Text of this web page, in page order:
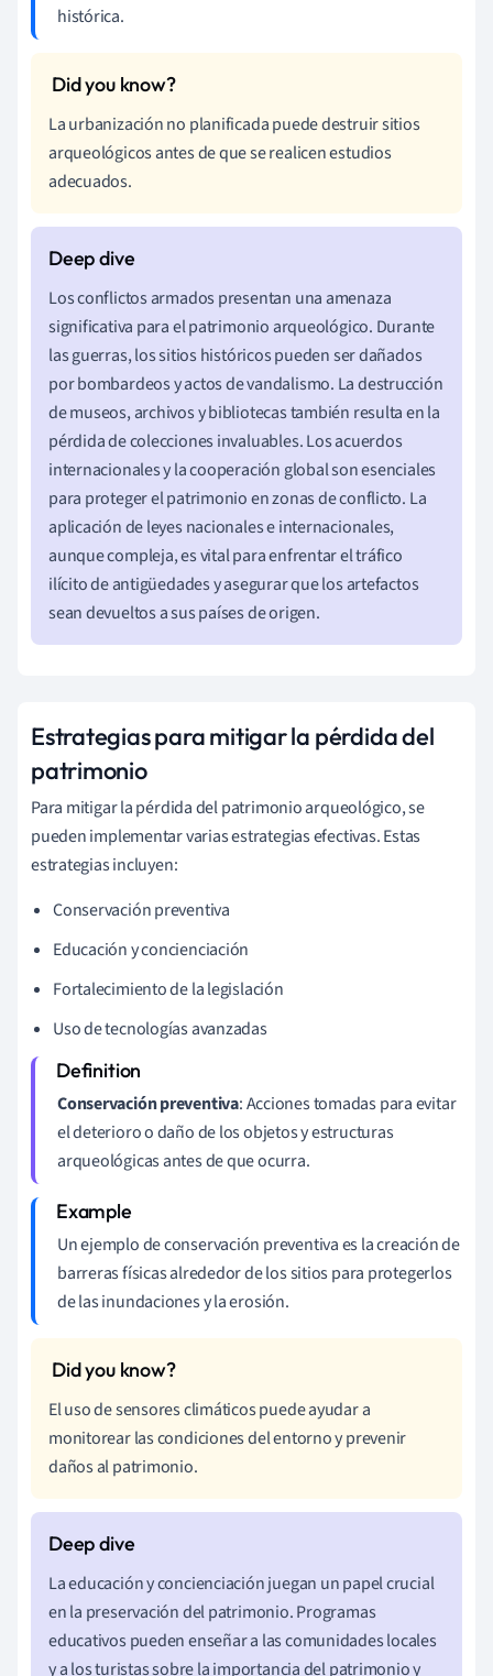
histórica.
La urbanización no planificada puede destruir sitios
arqueológicos antes de que se realicen estudios
adecuados.
Los conflictos armados presentan una amenaza
significativa para el patrimonio arqueológico. Durante
las guerras, los sitios históricos pueden ser dañados
por bombardeos y actos de vandalismo. La destrucción
de museos, archivos y bibliotecas también resulta en la
pérdida de colecciones invaluables. Los acuerdos
internacionales y la cooperación global son esenciales
para proteger el patrimonio en zonas de conflicto. La
aplicación de leyes nacionales e internacionales,
aunque compleja, es vital para enfrentar el tráfico
ilícito de antigüedades y asegurar que los artefactos
sean devueltos a sus países de origen.
Estrategias para mitigar la pérdida del
patrimonio
Para mitigar la pérdida del patrimonio arqueológico, se
pueden implementar varias estrategias efectivas. Estas
estrategias incluyen:
Conservación preventiva
Educación y concienciación
Fortalecimiento de la legislación
Uso de tecnologías avanzadas
Conservación preventiva: Acciones tomadas para evitar
el deterioro o daño de los objetos y estructuras
arqueológicas antes de que ocurra.
Un ejemplo de conservación preventiva es la creación de
barreras físicas alrededor de los sitios para protegerlos
de las inundaciones y la erosión.
El uso de sensores climáticos puede ayudar a
monitorear las condiciones del entorno y prevenir
daños al patrimonio.
La educación y concienciación juegan un papel crucial
en la preservación del patrimonio. Programas
educativos pueden enseñar a las comunidades locales
y a los turistas sobre la importancia del patrimonio y